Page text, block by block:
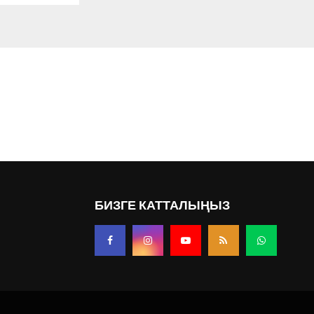
БИЗГЕ КАТТАЛЫҢЫЗ